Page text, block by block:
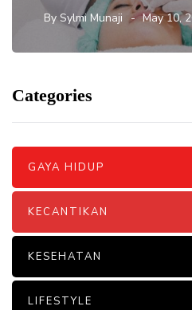
By Sylmi Munaji May 10,
Categories
GAYA HIDUP
KECANTIKAN
KESEHATAN
LIFESTYLE